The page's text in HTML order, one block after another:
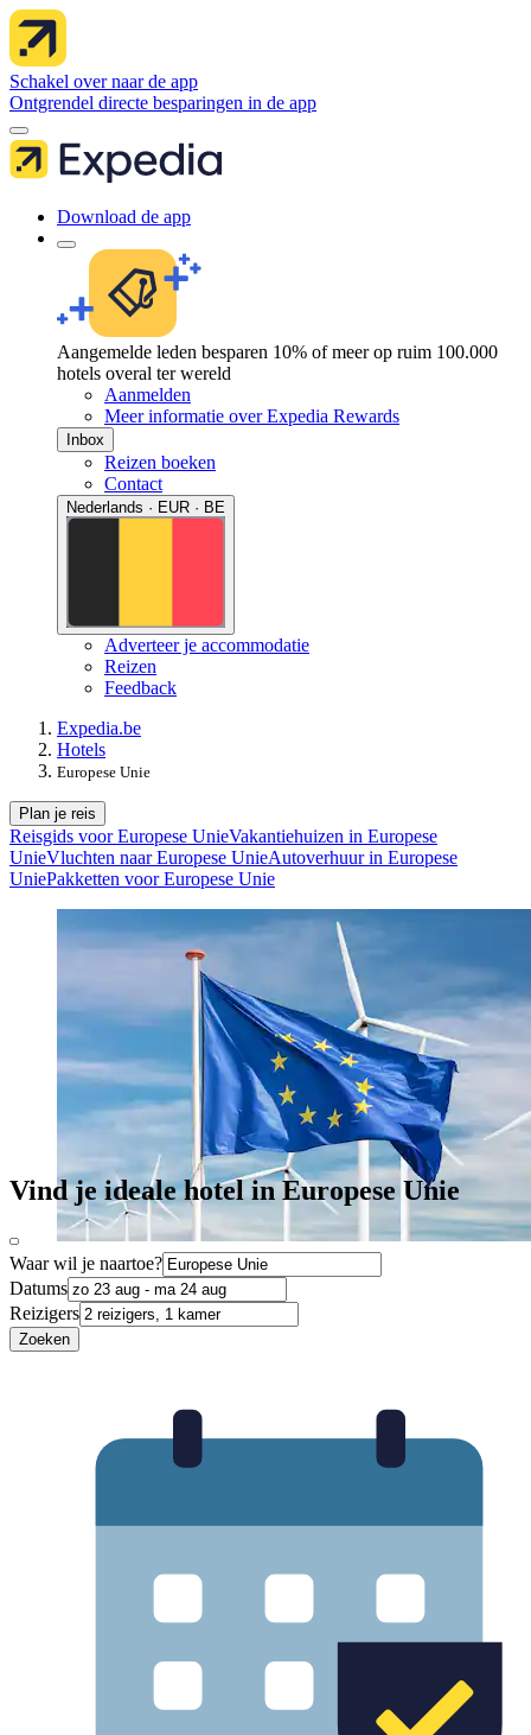
Schakel over naar de app
Ontgrendel directe besparingen in de app
Download de app
Aangemelde leden besparen 10% of meer op ruim 100.000
hotels overal ter wereld
Aanmelden
Meer informatie over Expedia Rewards
Inbox
Reizen boeken
Contact
Nederlands · EUR · BE
Adverteer je accommodatie
Reizen
Feedback
Expedia.be
Hotels
Europese Unie
Plan je reis
Reisgids voor Europese UnieVakantiehuizen in Europese
UnieVluchten naar Europese UnieAutoverhuur in Europese
UniePakketten voor Europese Unie
Vind je ideale hotel in Europese Unie
Waar wil je naartoe?
Datums
Reizigers
Zoeken